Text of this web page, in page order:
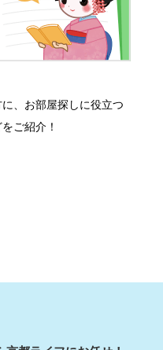
、お部屋探しに役立つ
ご紹介！